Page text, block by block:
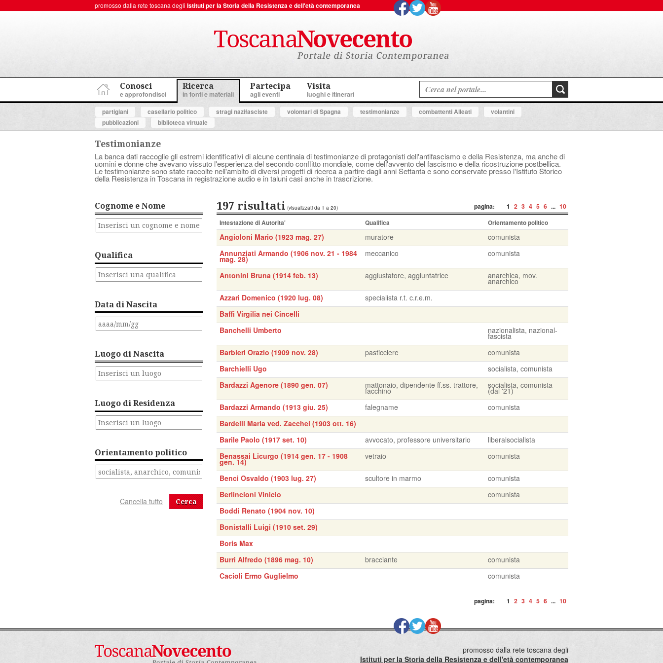
promosso dalla rete toscana degli Istituti per la Storia della Resistenza e dell'età contemporanea
Conosci
e approfondisci
Ricerca
in fonti e materiali
Partecipa
agli eventi
Visita
luoghi e itinerari
partigiani
casellario politico stragi nazifasciste volontari di Spagna testimonianze combattenti Alleati
volantini
pubblicazioni
biblioteca virtuale
Testimonianze
La banca dati raccoglie gli estremi identificativi di alcune centinaia di testimonianze di protagonisti dell'antifascismo e della Resistenza, ma anche di
uomini e donne che avevano vissuto l'esperienza del secondo conflitto mondiale, come dell'avvento del fascismo e della ricostruzione postbellica.
Le testimonianze sono state raccolte nell'ambito di diversi progetti di ricerca a partire dagli anni Settanta e sono conservate presso l'Istituto Storico
della Resistenza in Toscana in registrazione audio e in taluni casi anche in trascrizione.
Cognome e Nome
Qualifica
Data di Nascita
Luogo di Nascita
Luogo di Residenza
Orientamento politico
Cerca
pagina: 1 2 3 4 5 6 ... 10
197 risultati (visualizzati da 1 a 20)
Intestazione di Autorita' Qualifica Orientamento politico
Angioloni Mario (1923 mag. 27) muratore
comunista
Annunziati Armando (1906 nov. 21 - 1984
mag. 28)
meccanico comunista
Antonini Bruna (1914 feb. 13) aggiustatore, aggiuntatrice anarchica, mov.
anarchico
Azzari Domenico (1920 lug. 08)
specialista r.t. c.r.e.m.
Baffi Virgilia nei Cincelli
Banchelli Umberto
nazionalista, nazional-
fascista
Barbieri Orazio (1909 nov. 28)
pasticciere
comunista
Barchielli Ugo
socialista, comunista
Bardazzi Agenore (1890 gen. 07)
mattonaio, dipendente ff.ss. trattore,
facchino
socialista, comunista
(dal '21)
Bardazzi Armando (1913 giu. 25)
falegname
comunista
Bardelli Maria ved. Zacchei (1903 ott. 16)
Barile Paolo (1917 set. 10)
avvocato, professore universitario
liberalsocialista
Benassai Licurgo (1914 gen. 17 - 1908
gen. 14)
vetraio comunista
Benci Osvaldo (1903 lug. 27) scultore in marmo
comunista
Berlincioni Vinicio
comunista
Boddi Renato (1904 nov. 10)
Bonistalli Luigi (1910 set. 29)
Boris Max
Burri Alfredo (1896 mag. 10)
bracciante
comunista
Cacioli Ermo Guglielmo
comunista
pagina: 1 2 3 4 5 6 ... 10
promosso dalla rete toscana degli
Istituti per la Storia della Resistenza e dell'età contemporanea